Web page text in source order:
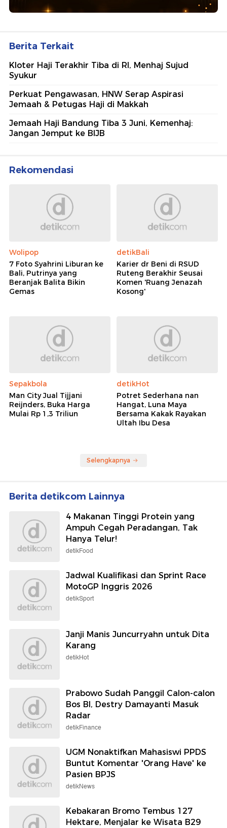
Berita Terkait
Kloter Haji Terakhir Tiba di RI, Menhaj Sujud
Syukur
Perkuat Pengawasan, HNW Serap Aspirasi
Jemaah & Petugas Haji di Makkah
Jemaah Haji Bandung Tiba 3 Juni, Kemenhaj:
Jangan Jemput ke BIJB
Rekomendasi
Wolipop
7 Foto Syahrini Liburan ke
Bali, Putrinya yang
Beranjak Balita Bikin
Gemas
detikBali
Karier dr Beni di RSUD
Ruteng Berakhir Seusai
Komen 'Ruang Jenazah
Kosong'
Sepakbola
Man City Jual Tijjani
Reijnders, Buka Harga
Mulai Rp 1,3 Triliun
detikHot
Potret Sederhana nan
Hangat, Luna Maya
Bersama Kakak Rayakan
Ultah Ibu Desa
Selengkapnya
Berita detikcom Lainnya
4 Makanan Tinggi Protein yang
Ampuh Cegah Peradangan, Tak
Hanya Telur!
detikFood
Jadwal Kualifikasi dan Sprint Race
MotoGP Inggris 2026
detikSport
Janji Manis Juncurryahn untuk Dita
Karang
detikHot
Prabowo Sudah Panggil Calon-calon
Bos BI, Destry Damayanti Masuk
Radar
detikFinance
UGM Nonaktifkan Mahasiswi PPDS
Buntut Komentar 'Orang Have' ke
Pasien BPJS
detikNews
Kebakaran Bromo Tembus 127
Hektare, Menjalar ke Wisata B29